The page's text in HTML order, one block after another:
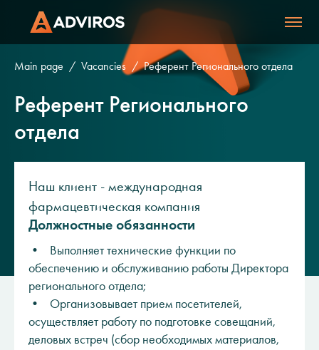
Main page Vacancies Референт Регионального отдела
Референт Регионального
отдела
Наш клиент - международная
фармацевтическая компания
Должностные обязанности
• Выполняет технические функции по
обеспечению и обслуживанию работы Директора
регионального отдела;
• Организовывает прием посетителей,
осуществляет работу по подготовке совещаний,
деловых встреч (сбор необходимых материалов,